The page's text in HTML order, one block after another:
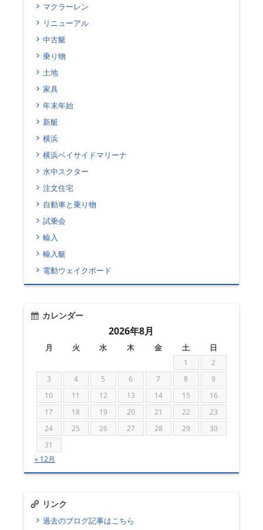
マクラーレン
リニューアル
中古艇
乗り物
土地
家具
年末年始
新艇
横浜
横浜ベイサイドマリーナ
水中スクター
注文住宅
自動車と乗り物
試乗会
輸入
輸入艇
電動ウェイクボード
カレンダー
2026年8月
月 火 水 木 金 土 日
1
2
3
4 5 6 7 8
9
10
11 12 13 14 15
16
17
18 19 20 21 22
23
24
25 26 27 28 29
30
31
« 12月
リンク
過去のブログ記事はこちら